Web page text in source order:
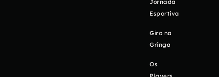
Jornada
Esportiva
Giro na
Gringa
Os